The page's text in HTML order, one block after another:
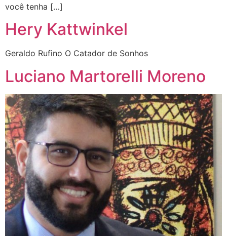
você tenha […]
Hery Kattwinkel
Geraldo Rufino O Catador de Sonhos
Luciano Martorelli Moreno